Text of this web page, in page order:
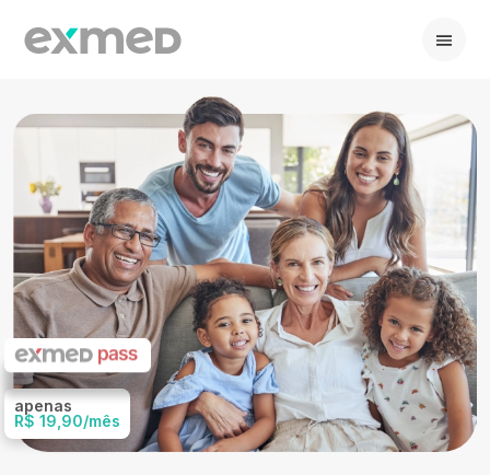
apenas
R$ 19,90/mês